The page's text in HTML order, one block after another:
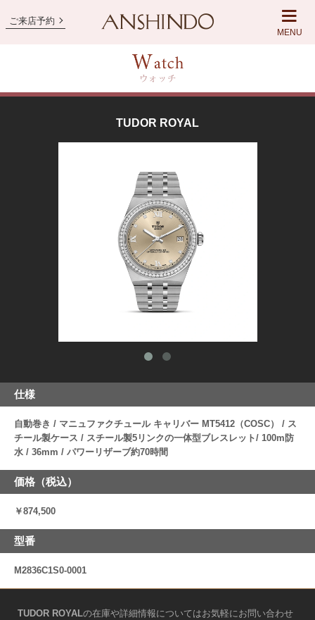
ご来店予約
MENU
TUDOR ROYAL
仕様
自動巻き / マニュファクチュール キャリバー MT5412（COSC） / ス
チール製ケース / スチール製5リンクの一体型ブレスレット/ 100m防
水 / 36mm / パワーリザーブ約70時間
価格（税込）
￥874,500
型番
M2836C1S0-0001
TUDOR ROYALの在庫や詳細情報についてはお気軽にお問い合わせ